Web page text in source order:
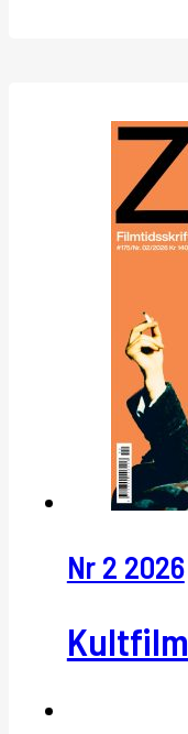
Nr 2 2026
Kultfilm